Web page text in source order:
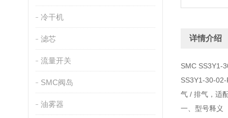
冷干机
滤芯
流量开关
SMC阀岛
油雾器
详情介绍
SMC SS3Y1-
SS3Y1-30-
气 / 排气，适
一、型号释义